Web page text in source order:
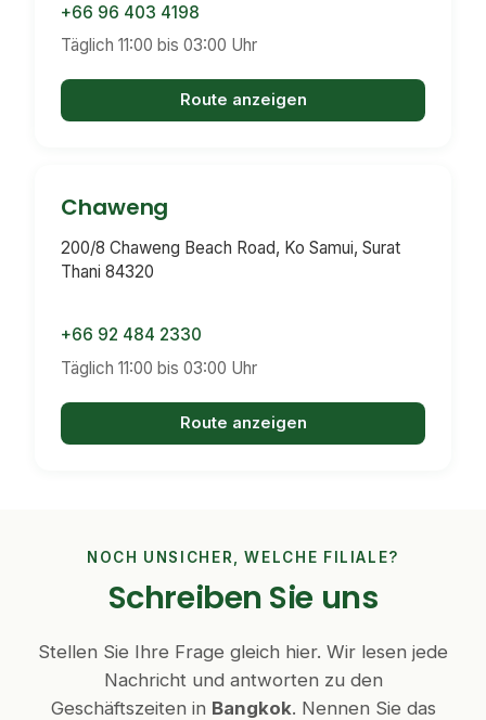
+66 96 403 4198
Täglich 11:00 bis 03:00 Uhr
Route anzeigen
Chaweng
200/8 Chaweng Beach Road, Ko Samui, Surat
Thani 84320
+66 92 484 2330
Täglich 11:00 bis 03:00 Uhr
Route anzeigen
NOCH UNSICHER, WELCHE FILIALE?
Schreiben Sie uns
Stellen Sie Ihre Frage gleich hier. Wir lesen jede
Nachricht und antworten zu den
Geschäftszeiten in Bangkok. Nennen Sie das